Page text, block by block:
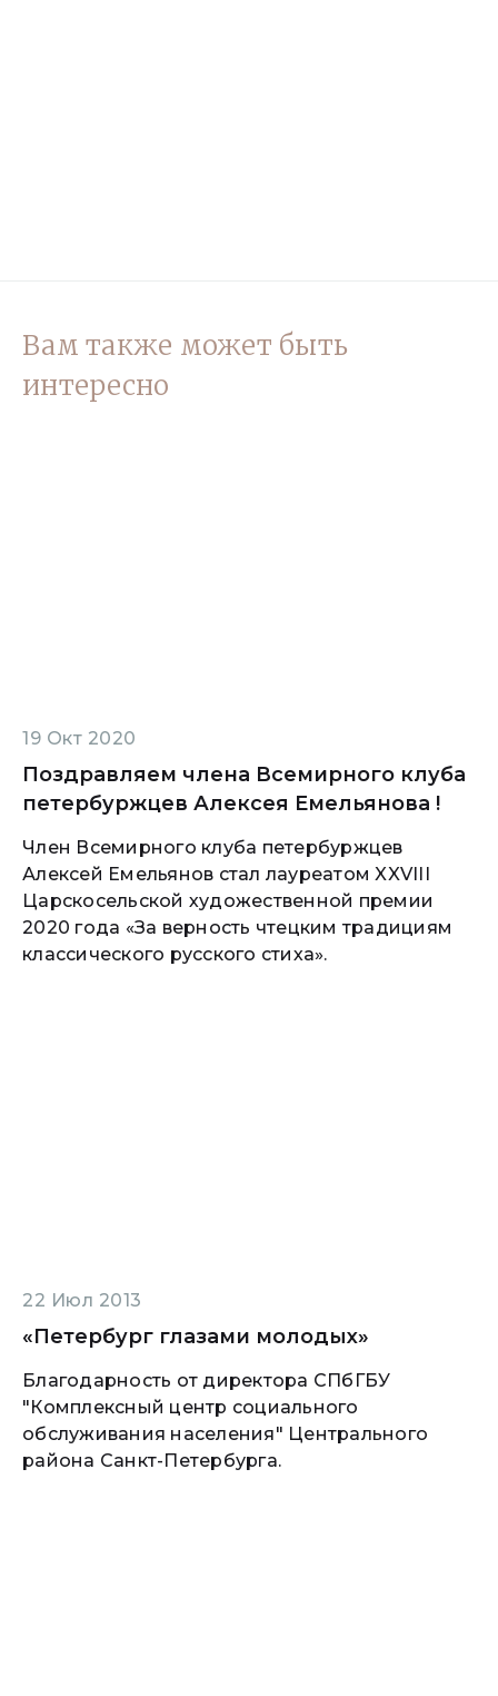
Вам также может быть
интересно
19 Окт 2020
Поздравляем члена Всемирного клуба
петербуржцев Алексея Емельянова !
Член Всемирного клуба петербуржцев
Алексей Емельянов стал лауреатом XXVIII
Царскосельской художественной премии
2020 года «За верность чтецким традициям
классического русского стиха».
22 Июл 2013
«Петербург глазами молодых»
Благодарность от директора СПбГБУ
"Комплексный центр социального
обслуживания населения" Центрального
района Санкт-Петербурга.